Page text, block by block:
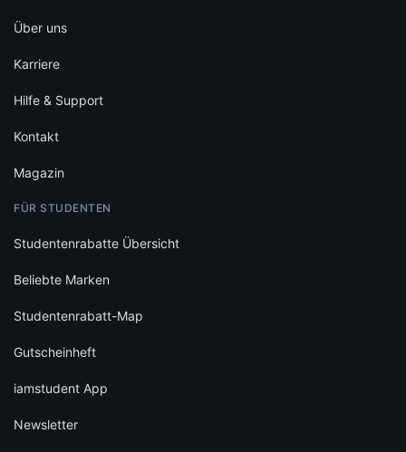
Über uns
Karriere
Hilfe & Support
Kontakt
Magazin
FÜR STUDENTEN
Studentenrabatte Übersicht
Beliebte Marken
Studentenrabatt-Map
Gutscheinheft
iamstudent App
Newsletter